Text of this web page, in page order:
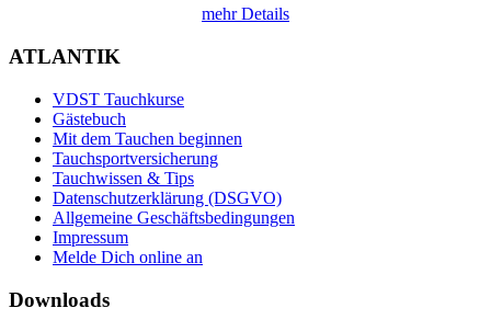
mehr Details
ATLANTIK
VDST Tauchkurse
Gästebuch
Mit dem Tauchen beginnen
Tauchsportversicherung
Tauchwissen & Tips
Datenschutzerklärung (DSGVO)
Allgemeine Geschäftsbedingungen
Impressum
Melde Dich online an
Downloads